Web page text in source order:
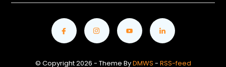
© Copyright 2026 - Theme ByDMWS - RSS-feed